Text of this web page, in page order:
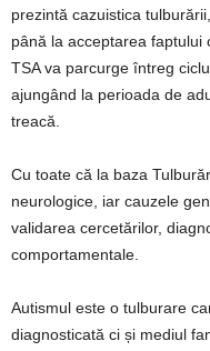
prezintă cazuistica
până la acceptarea faptului
TSA va parcurge întreg
ajungând la perioada de
treacă.
Cu toate că la baza
neurologice, iar cauzele
validarea cercetărilor,
comportamentale.
Autismul este o tulburare
diagnosticată ci și mediul